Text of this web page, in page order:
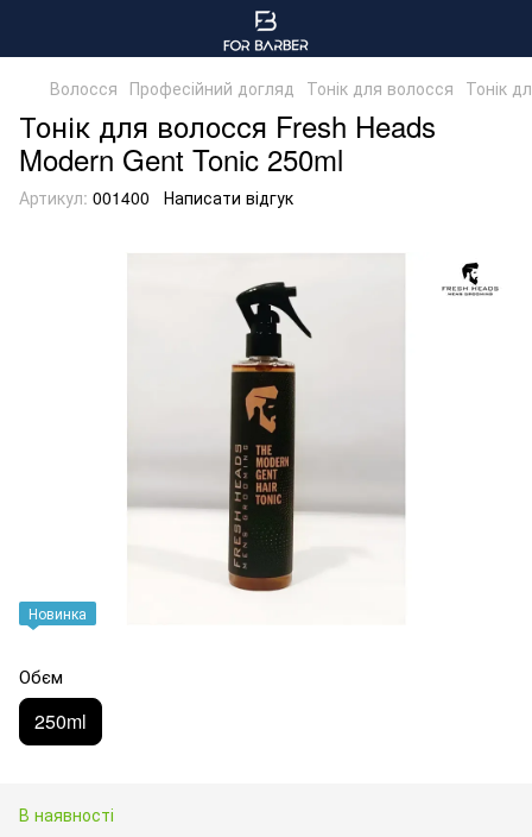
Волосся Професійний догляд Тонік для волосся Тонік
Тонік для волосся Fresh Heads
Modern Gent Tonic 250ml
Артикул: 001400 Написати відгук
Новинка
Обєм
250ml
В наявності